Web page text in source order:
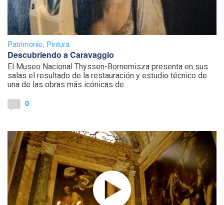
Patrimonio, Pintura
Descubriendo a Caravaggio
El Museo Nacional Thyssen-Bornemisza presenta en sus
salas el resultado de la restauración y estudio técnico de
una de las obras más icónicas de...
0